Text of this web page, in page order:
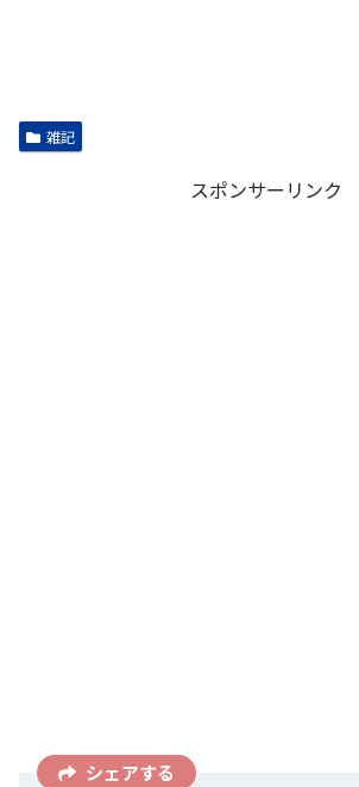
雑記
スポンサーリンク
シェアする